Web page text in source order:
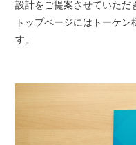
設計をご提案させていただ
トップページにはトーケ
す。